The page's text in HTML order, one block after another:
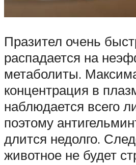
Празител очень
распадается на
метаболиты.
концентрация в
наблюдается всего
поэтому
длится недолго.
животное не будет